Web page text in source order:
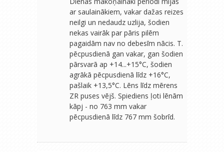
ar saulainākiem, vakar dažas reizes
neilgi un nedaudz uzlija, šodien
nekas vairāk par pāris pilēm
pagaidām nav no debesīm nācis. T.
pēcpusdienā gan vakar, gan šodien
pārsvarā ap +14...+15°C, šodien
agrākā pēcpusdienā līdz +16°C,
pašlaik +13,5°C. Lēns līdz mērens
ZR puses vējš. Spiediens ļoti lēnām
kāpj - no 763 mm vakar
pēcpusdienā līdz 767 mm šobrīd.